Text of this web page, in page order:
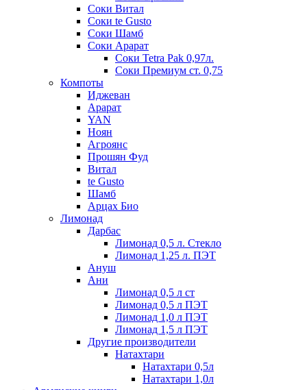
Соки Витал
Соки te Gusto
Соки Шамб
Соки Арарат
Соки Tetra Pak 0,97л.
Соки Премиум ст. 0,75
Компоты
Иджеван
Арарат
YAN
Ноян
Агроянс
Прошян Фуд
Витал
te Gusto
Шамб
Арцах Био
Лимонад
Дарбас
Лимонад 0,5 л. Стекло
Лимонад 1,25 л. ПЭТ
Ануш
Ани
Лимонад 0,5 л ст
Лимонад 0,5 л ПЭТ
Лимонад 1,0 л ПЭТ
Лимонад 1,5 л ПЭТ
Другие производители
Натахтари
Натахтари 0,5л
Натахтари 1,0л